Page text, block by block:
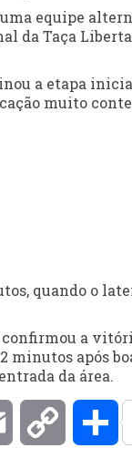
equipe
da Taça
a etapa
muito
quando o
a
minutos após
da área.
Email Copy